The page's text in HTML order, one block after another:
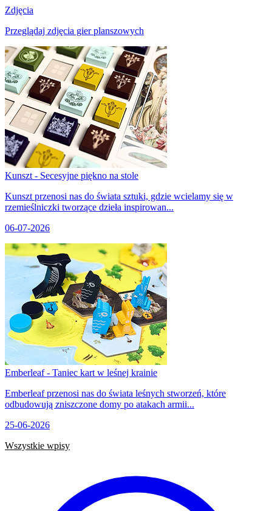
Zdjęcia
Przeglądaj zdjęcia gier planszowych
Kunszt - Secesyjne piękno na stole
Kunszt przenosi nas do świata sztuki, gdzie wcielamy się w
rzemieślniczki tworzące dzieła inspirowan...
06-07-2026
Emberleaf - Taniec kart w leśnej krainie
Emberleaf przenosi nas do świata leśnych stworzeń, które
odbudowują zniszczone domy po atakach armii...
25-06-2026
Wszystkie wpisy